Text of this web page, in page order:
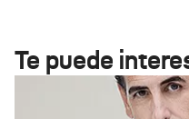
Te puede